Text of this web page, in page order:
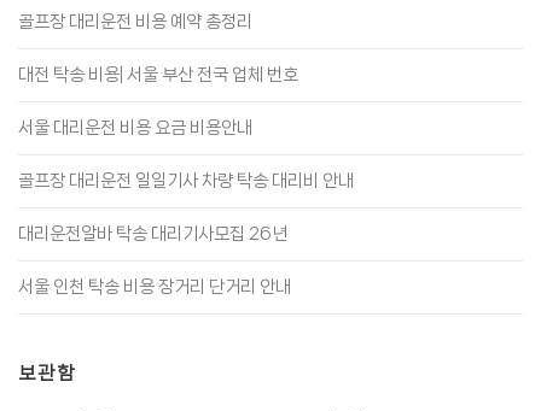
골프장 대리운전 비용 예약 총정리
대전 탁송 비용| 서울 부산 전국 업체 번호
서울 대리운전 비용 요금 비용안내
골프장 대리운전 일일기사 차량 탁송 대리비 안내
대리운전알바 탁송 대리기사모집 26년
서울 인천 탁송 비용 장거리 단거리 안내
보관함